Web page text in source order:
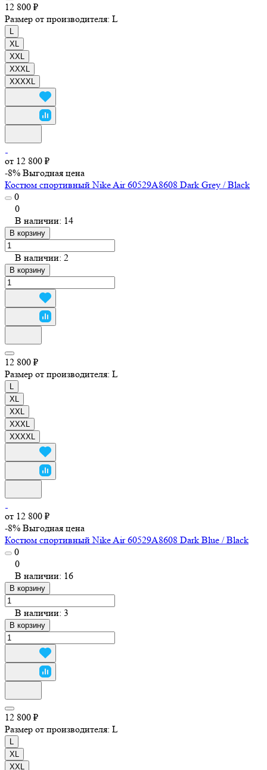
12 800 ₽
Размер от производителя: L
XL
XXL
XXXL
XXXXL
от 12 800 ₽
-8% Выгодная цена
Костюм спортивный Nike Air 60529A8608 Dark Grey / Black
0
0
В наличии: 14
В корзину
В наличии: 2
В корзину
12 800 ₽
Размер от производителя: L
XL
XXL
XXXL
XXXXL
от 12 800 ₽
-8% Выгодная цена
Костюм спортивный Nike Air 60529A8608 Dark Blue / Black
0
0
В наличии: 16
В корзину
В наличии: 3
В корзину
12 800 ₽
Размер от производителя: L
XL
XXL